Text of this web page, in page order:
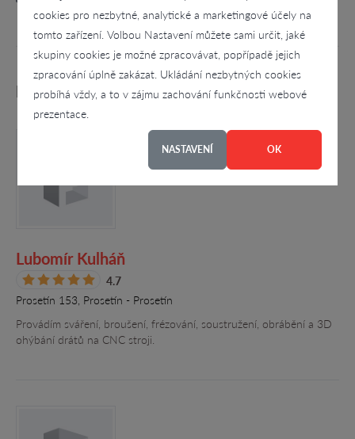
cookies pro nezbytné, analytické a marketingové účely na
tomto zařízení. Volbou Nastavení můžete sami určit, jaké
skupiny cookies je možné zpracovávat, popřípadě jejich
zpracování úplně zakázat. Ukládání nezbytných cookies
probíhá vždy, a to v zájmu zachování funkčnosti webové
prezentace.
NASTAVENÍ OK
Podobné firmy
Lubomír Kulháň
4.7
Prosetín 153, Prosetín - Prosetín
Provádím sváření, broušení, frézování, soustružení, obrábění a 3D
ohýbání drátů na CNC stroji.